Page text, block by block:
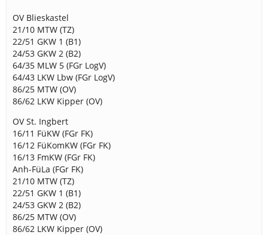
OV Blieskastel
21/10 MTW (TZ)
22/51 GKW 1 (B1)
24/53 GKW 2 (B2)
64/35 MLW 5 (FGr LogV)
64/43 LKW Lbw (FGr LogV)
86/25 MTW (OV)
86/62 LKW Kipper (OV)
OV St. Ingbert
16/11 FüKW (FGr FK)
16/12 FüKomKW (FGr FK)
16/13 FmKW (FGr FK)
Anh-FüLa (FGr FK)
21/10 MTW (TZ)
22/51 GKW 1 (B1)
24/53 GKW 2 (B2)
86/25 MTW (OV)
86/62 LKW Kipper (OV)